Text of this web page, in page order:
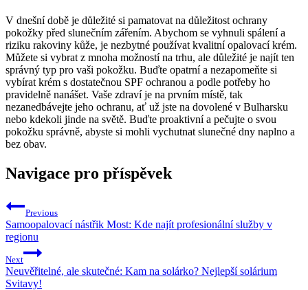
V dnešní době je důležité si pamatovat na důležitost ochrany
pokožky před slunečním zářením. Abychom se vyhnuli spálení a
riziku rakoviny kůže, je nezbytné používat kvalitní opalovací krém.
Můžete si vybrat z mnoha možností na trhu, ale důležité je najít ten
správný typ pro vaši pokožku. Buďte opatrní a nezapomeňte si
vybírat krém s dostatečnou SPF ochranou a podle potřeby ho
pravidelně nanášet. Vaše zdraví je na prvním místě, tak
nezanedbávejte jeho ochranu, ať už jste na dovolené v Bulharsku
nebo kdekoli jinde na světě. Buďte proaktivní a pečujte o svou
pokožku správně, abyste si mohli vychutnat slunečné dny naplno a
bez obav.
Navigace pro příspěvek
Previous
Samoopalovací nástřik Most: Kde najít profesionální služby v
regionu
Next
Neuvěřitelné, ale skutečné: Kam na solárko? Nejlepší solárium
Svitavy!